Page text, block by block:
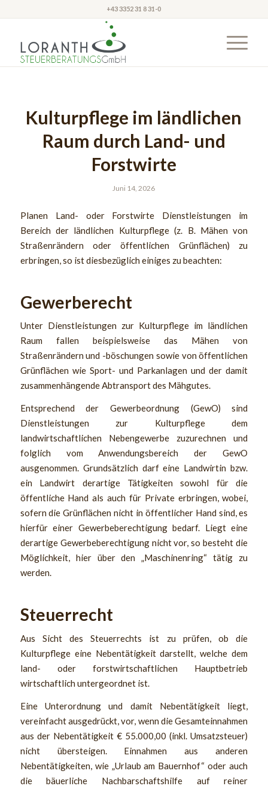
+43 3352 31 8 31-0
Kulturpflege im ländlichen
Raum durch Land- und
Forstwirte
Juni 14, 2026
Planen Land- oder Forstwirte Dienstleistungen im
Bereich der ländlichen Kulturpflege (z. B. Mähen von
Straßenrändern oder öffentlichen Grünflächen) zu
erbringen, so ist diesbezüglich einiges zu beachten:
Gewerberecht
Unter Dienstleistungen zur Kulturpflege im ländlichen
Raum fallen beispielsweise das Mähen von
Straßenrändern und -böschungen sowie von öffentlichen
Grünflächen wie Sport- und Parkanlagen und der damit
zusammenhängende Abtransport des Mähgutes.
Entsprechend der Gewerbeordnung (GewO) sind
Dienstleistungen zur Kulturpflege dem
landwirtschaftlichen Nebengewerbe zuzurechnen und
folglich vom Anwendungsbereich der GewO
ausgenommen. Grundsätzlich darf eine Landwirtin bzw.
ein Landwirt derartige Tätigkeiten sowohl für die
öffentliche Hand als auch für Private erbringen, wobei,
sofern die Grünflächen nicht in öffentlicher Hand sind, es
hierfür einer Gewerbeberechtigung bedarf. Liegt eine
derartige Gewerbeberechtigung nicht vor, so besteht die
Möglichkeit, hier über den „Maschinenring“ tätig zu
werden.
Steuerrecht
Aus Sicht des Steuerrechts ist zu prüfen, ob die
Kulturpflege eine Nebentätigkeit darstellt, welche dem
land- oder forstwirtschaftlichen Hauptbetrieb
wirtschaftlich untergeordnet ist.
Eine Unterordnung und damit Nebentätigkeit liegt,
vereinfacht ausgedrückt, vor, wenn die Gesamteinnahmen
aus der Nebentätigkeit € 55.000,00 (inkl. Umsatzsteuer)
nicht übersteigen. Einnahmen aus anderen
Nebentätigkeiten, wie „Urlaub am Bauernhof“ oder auch
die bäuerliche Nachbarschaftshilfe auf reiner